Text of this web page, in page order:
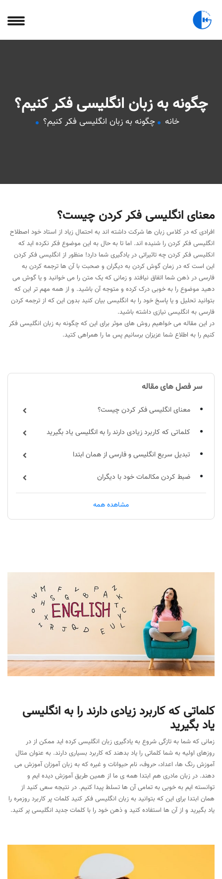
چگونه به زبان انگلیسی فکر کنیم؟
خانه چگونه به زبان انگلیسی فکر کنیم؟
معنای انگلیسی فکر کردن چیست؟
افرادی که در کلاس زبان ها شرکت داشته اند به احتمال زیاد از استاد خود اصطلاح
انگلیسی فکر کردن را شنیده اند. اما تا به حال به این موضوع فکر نکرده اید که
انکلیسی فکر کردن چه تاثیراتی در یادگیری شما دارد! منظور از انگلیسی فکر کردن
این است که در زمان گوش کردن به دیگران و صحبت با آن ها ترجمه کردن به
فارسی در ذهن شما اتفاق نیافتد و زمانی که یک متن را می خوانید و یا گوش می
دهید موضوع را به خوبی درک کرده و متوجه آن باشید. و از همه مهم تر این که
بتوانید تحلیل و یا پاسخ خود را به انگلیسی بیان کنید بدون این که از ترجمه کردن
فارسی به انگلیسی نیازی داشته باشید.
در این مقاله می خواهیم روش های موثر برای این که چگونه به زبان انگلیسی فکر
کنیم را به اطلاع شما عزیزان برسانیم پس ما را همراهی کتید.
سر فصل های مقاله
معنای انگلیسی فکر کردن چیست؟
کلماتی که کاربرد زیادی دارند را به انگلیسی یاد بگیرید
تبدیل سریع انگلیسی و فارسی از همان ابتدا
ضبط کردن مکالمات خود با دیگران
یک آهنگ جدید یاد بگیرید
برای این که به زبان انگلیسی فکر کنید برای خود تصویر
مشاهده همه
کلماتی که کاربرد زیادی دارند را به انگلیسی
یاد بگیرید
زمانی که شما به تازگی شروع به یادگیری زبان انگلیسی کرده اید ممکن از در
روزهای اولیه به شما کلماتی را یاد بدهند که کاربرد بسیاری دارند. به عنوان مثال
آموزش رنگ ها، اعداد، حروف، نام حیوانات و غیره که به زبان آموزان آموزش می
دهند. در زبان مادری هم ابتدا همه ی ما از همین طریق آموزش دیده ایم و
توانسته ایم به خوبی به تمامی آن ها تسلط پیدا کنیم. در نتیجه سعی کنید از
همان ابتدا برای این که بتوانید به زبان انگلیسی فکر کنید کلمات پر کاربرد روزمره را
یاد بگیرید و از آن ها استفاده کنید و ذهن خود را با کلمات جدید انگلیسی پر کنید.